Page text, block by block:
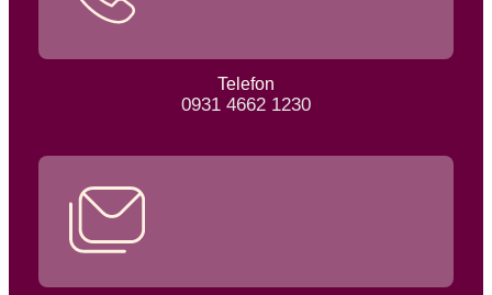
Telefon
0931 4662 1230